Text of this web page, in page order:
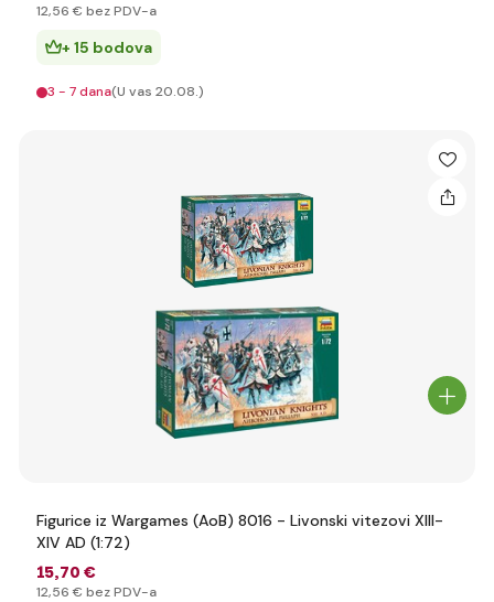
12,56 € bez PDV-a
+ 15 bodova
3 - 7 dana(U vas 20.08.)
Figurice iz Wargames (AoB) 8016 - Livonski vitezovi XIII-
XIV AD (1:72)
15,70 €
12,56 € bez PDV-a